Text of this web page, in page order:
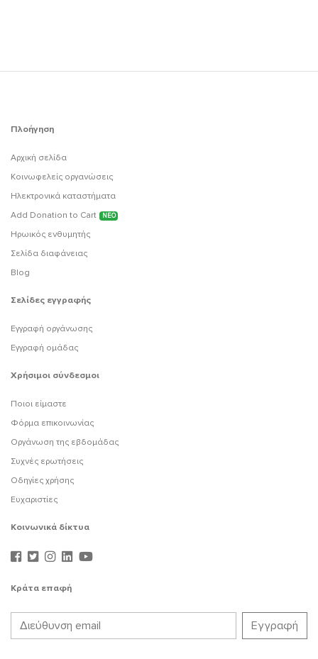
Πλοήγηση
Αρχική σελίδα
Κοινωφελείς οργανώσεις
Ηλεκτρονικά καταστήματα
Add Donation to Cart
ΝΕΟ
Ηρωικός ενθυμητής
Σελίδα διαφάνειας
Blog
Σελίδες εγγραφής
Εγγραφή οργάνωσης
Εγγραφή ομάδας
Χρήσιμοι σύνδεσμοι
Ποιοι είμαστε
Φόρμα επικοινωνίας
Οργάνωση της εβδομάδας
Συχνές ερωτήσεις
Οδηγίες χρήσης
Ευχαριστίες
Κοινωνικά δίκτυα
Κράτα επαφή